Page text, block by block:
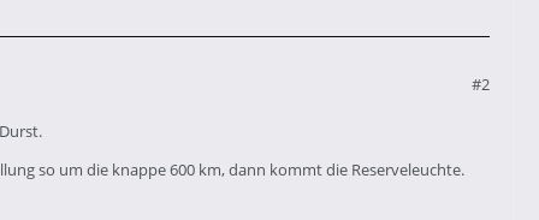
#2
so um die knappe 600 km, dann kommt die Reserveleuchte.